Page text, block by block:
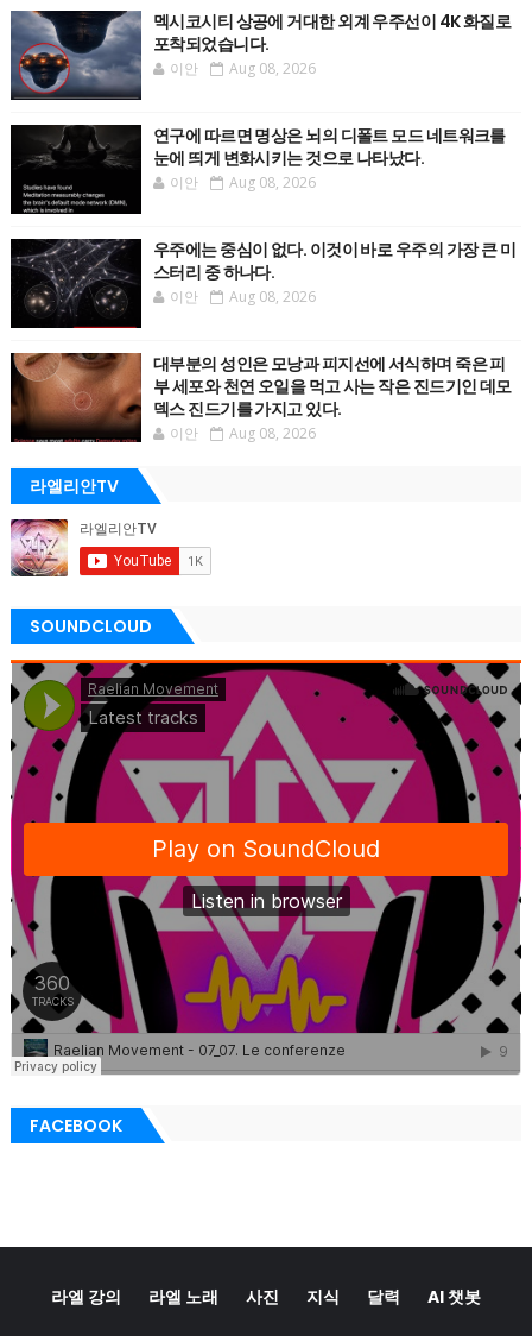
멕시코시티 상공에 거대한 외계 우주선이 4K 화질로
포착되었습니다.
이안 Aug 08, 2026
연구에 따르면 명상은 뇌의 디폴트 모드 네트워크를
눈에 띄게 변화시키는 것으로 나타났다.
이안 Aug 08, 2026
우주에는 중심이 없다. 이것이 바로 우주의 가장 큰 미
스터리 중 하나다.
이안 Aug 08, 2026
대부분의 성인은 모낭과 피지선에 서식하며 죽은 피
부 세포와 천연 오일을 먹고 사는 작은 진드기인 데모
덱스 진드기를 가지고 있다.
이안 Aug 08, 2026
라엘리안TV
SOUNDCLOUD
FACEBOOK
라엘 강의 라엘 노래 사진 지식 달력 AI 챗봇